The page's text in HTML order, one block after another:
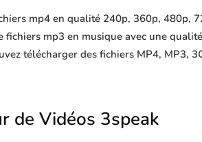
mp4 en qualité 240p, 360p, 480p,
mp3 en musique avec une
télécharger des fichiers MP4, MP3,
de Vidéos 3speak